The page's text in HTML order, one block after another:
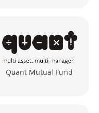
Quant Mutual Fund